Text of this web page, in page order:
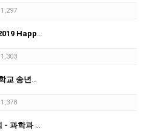
1,297
공연 : 2019. 12. 21<Good bay2019 Happy2020 발레(동물의 사육…
1,303
공연:2019.12.19 <2019 영남대학교 송년음악회>천마아트센터 챔버홀
1,378
공연 : 2019. 12. 16 <송년음악회 - 과학과 음악의 대화> 대구경북과학기술원 컨…